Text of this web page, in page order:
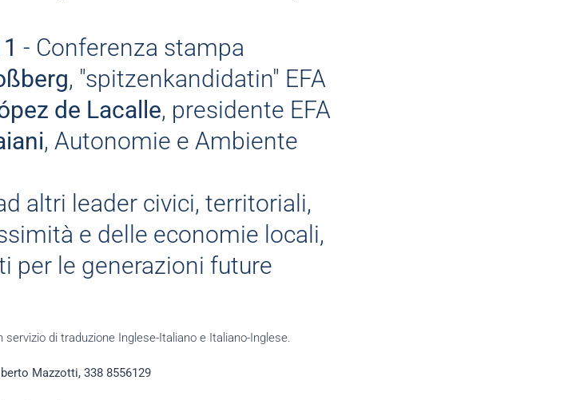
- Conferenza stampa
, "spitzenkandidatin" EFA
de Lacalle, presidente EFA
, Autonomie e Ambiente
altri leader civici, territoriali,
e delle economie locali,
per le generazioni future
servizio di traduzione Inglese-Italiano e Italiano-Inglese.
Mazzotti, 338 8556129